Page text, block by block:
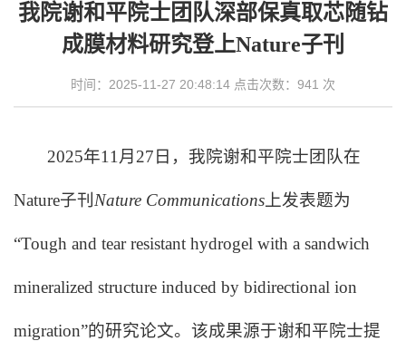
我院谢和平院士团队深部保真取芯随钻
成膜材料研究登上Nature子刊
时间：2025-11-27 20:48:14 点击次数： 941 次
2025年11 月 27日， 我院谢和平院士团队在
Nature子刊 Nature Communications 上发表题为
“Tough and tear resistant hydrogel with a sandwich
mineralized structure induced by bidirectional ion
migration”的研究论文。该成果源于谢和平院士提